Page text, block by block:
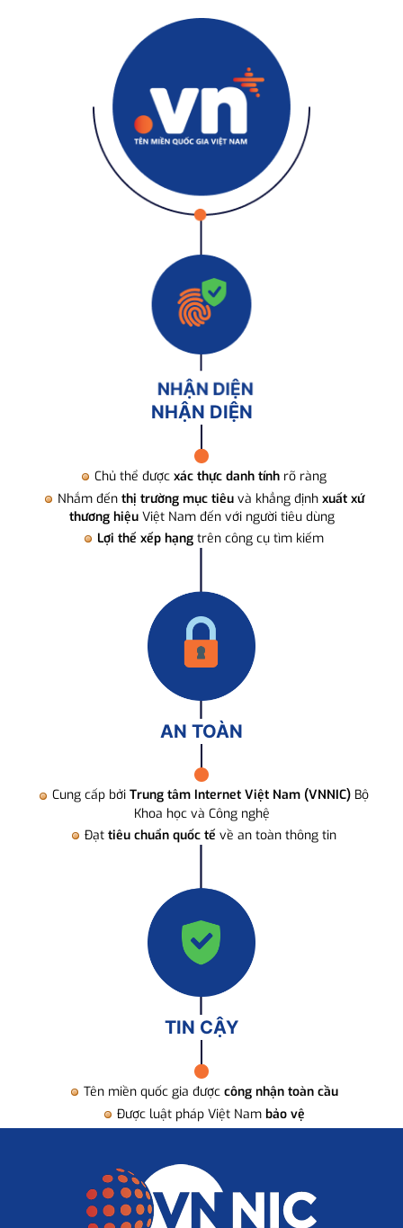
NHẬN DIỆN
Chủ thể được xác thực danh tính rõ ràng
Nhắm đến thị trường mục tiêuvà khẳng định xuất xứ
thương hiệuViệt Nam đến với người tiêu dùng
Lợi thế xếp hạng trên công cụ tìm kiếm
AN TOÀN
Cung cấp bởi Trung tâm Internet Việt Nam (VNNIC) Bộ
Khoa học và Công nghệ
Đạt tiêu chuẩn quốc tế về an toàn thông tin
TIN CẬY
Tên miền quốc gia được công nhận toàn cầu
Được luật pháp Việt Nam bảo vệ